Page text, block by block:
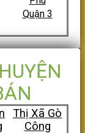
Quận 3
Thị Xã Gò
Công